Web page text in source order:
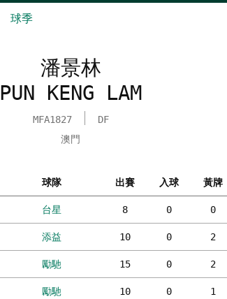
球季
潘景林
PUN KENG LAM
MFA1827
DF
澳門
球隊 出賽 入球 黃牌
台星 8 0 0
添益 10 0 2
勵馳 15 0 2
勵馳 10 0 1